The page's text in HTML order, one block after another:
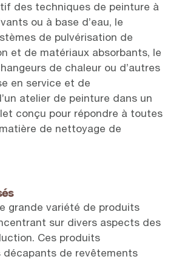
des techniques de peinture à
ou à base d’eau, le
de pulvérisation de
et de matériaux absorbants, le
de chaleur ou d’autres
en service et de
atelier de peinture dans un
conçu pour répondre à toutes
de nettoyage de
grande variété de produits
sur divers aspects des
Ces produits
décapants de revêtements